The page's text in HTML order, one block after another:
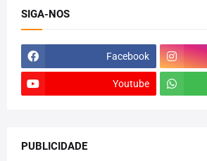
SIGA-NOS
Facebook
Youtube
PUBLICIDADE